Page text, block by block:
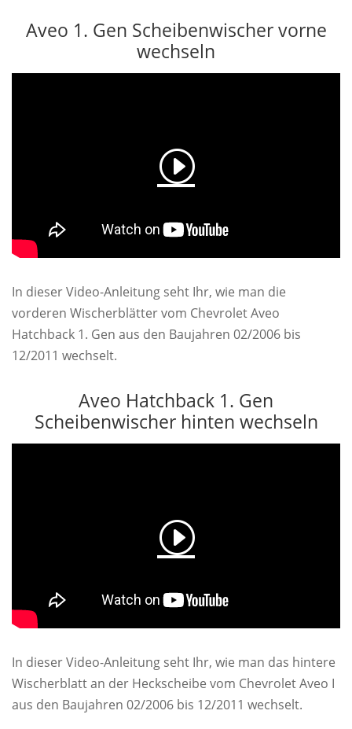
Aveo 1. Gen Scheibenwischer vorne
wechseln
In dieser Video-Anleitung seht Ihr, wie man die
vorderen Wischerblätter vom Chevrolet Aveo
Hatchback 1. Gen aus den Baujahren 02/2006 bis
12/2011 wechselt.
Aveo Hatchback 1. Gen
Scheibenwischer hinten wechseln
In dieser Video-Anleitung seht Ihr, wie man das hintere
Wischerblatt an der Heckscheibe vom Chevrolet Aveo I
aus den Baujahren 02/2006 bis 12/2011 wechselt.